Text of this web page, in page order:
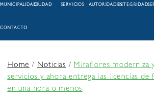
MUNICIPALIDADCIUDAD SERVICIOS AUTORIDADESINTEGRIDAD
CONTACTO
Home/Noticias /Miraflores moderniza
servicios y ahora entrega las licencias de
en una hora o menos